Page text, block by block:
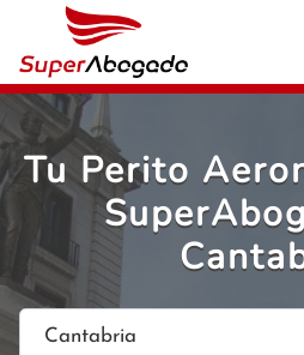
Tu Perito
Cantabria